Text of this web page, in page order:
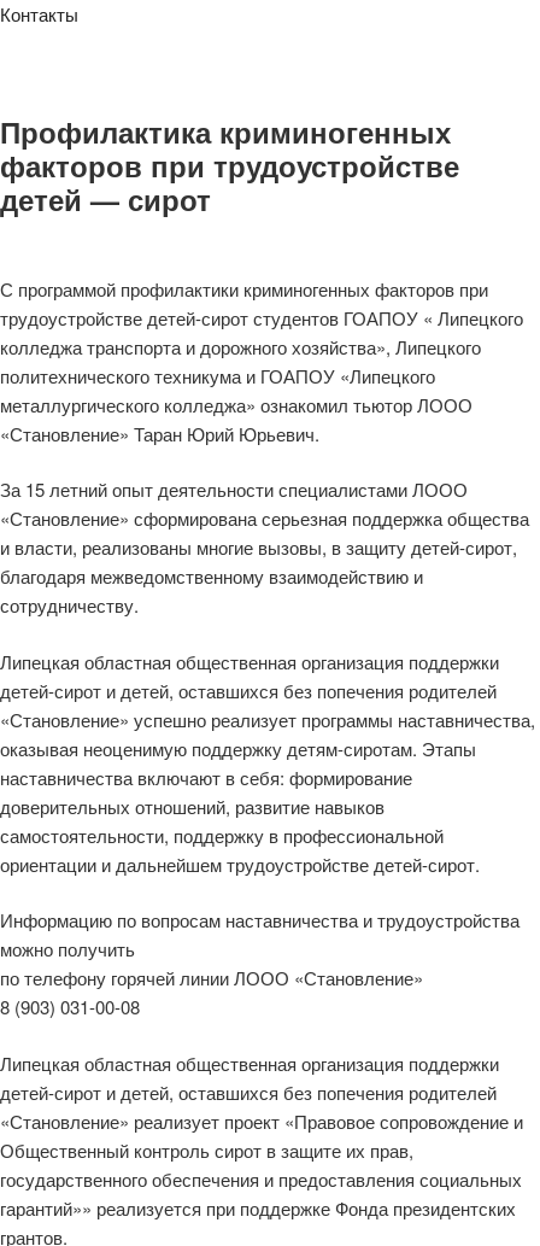
Контакты
Профилактика криминогенных
факторов при трудоустройстве
детей — сирот
С программой профилактики криминогенных факторов при
трудоустройстве детей-сирот студентов ГОАПОУ « Липецкого
колледжа транспорта и дорожного хозяйства», Липецкого
политехнического техникума и ГОАПОУ «Липецкого
металлургического колледжа» ознакомил тьютор ЛООО
«Становление» Таран Юрий Юрьевич.
За 15 летний опыт деятельности специалистами ЛООО
«Становление» сформирована серьезная поддержка общества
и власти, реализованы многие вызовы, в защиту детей-сирот,
благодаря межведомственному взаимодействию и
сотрудничеству.
Липецкая областная общественная организация поддержки
детей-сирот и детей, оставшихся без попечения родителей
«Становление» успешно реализует программы наставничества,
оказывая неоценимую поддержку детям-сиротам. Этапы
наставничества включают в себя: формирование
доверительных отношений, развитие навыков
самостоятельности, поддержку в профессиональной
ориентации и дальнейшем трудоустройстве детей-сирот.
Информацию по вопросам наставничества и трудоустройства
можно получить
по телефону горячей линии ЛООО «Становление»
8 (903) 031-00-08
Липецкая областная общественная организация поддержки
детей-сирот и детей, оставшихся без попечения родителей
«Становление» реализует проект «Правовое сопровождение и
Общественный контроль сирот в защите их прав,
государственного обеспечения и предоставления социальных
гарантий»» реализуется при поддержке Фонда президентских
грантов.